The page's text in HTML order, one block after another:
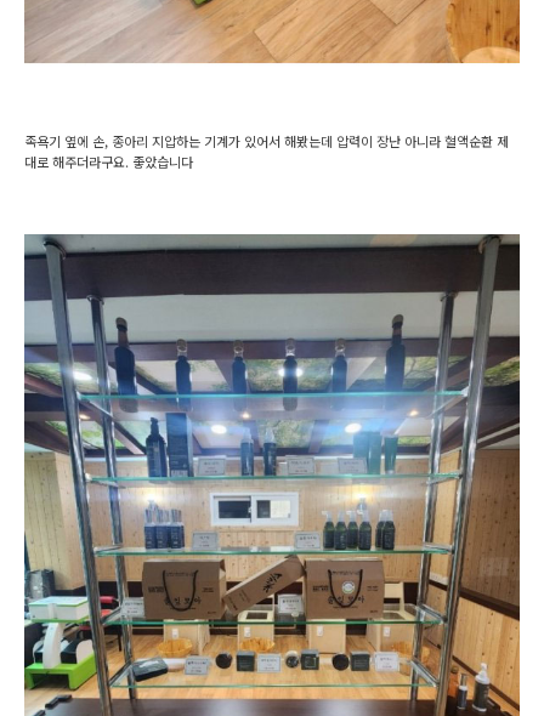
족욕기 옆에 손, 종아리 지압하는 기계가 있어서 해봤는데 압력이 장난 아니라 혈액순환 제
대로 해주더라구요. 좋았습니다